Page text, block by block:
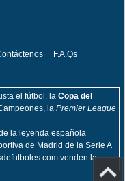
F.A.Qs
el fútbol, la Copa del
la Premier League
la leyenda española
de Madrid de la Serie A
venden la